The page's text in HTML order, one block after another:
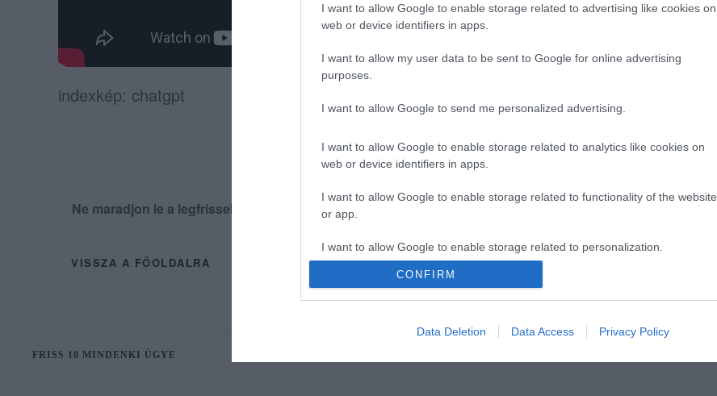
I want to allow Google to enable storage related to advertising like cookies on
web or device identifiers in apps.
I want to allow my user data to be sent to Google for online advertising
purposes.
I want to allow Google to send me personalized advertising.
I want to allow Google to enable storage related to analytics like cookies on
web or device identifiers in apps.
I want to allow Google to enable storage related to functionality of the website
or app.
I want to allow Google to enable storage related to personalization.
I want to allow Google to enable storage related to security, including
authentication functionality and fraud prevention, and other user protection.
CONFIRM
Data Deletion Data Access Privacy Policy
indexkép: chatgpt
Ne maradjon le a legfrissebb hírekről, kövessen bennünket az EGRI ÜGYEK Google Hírek oldalán!
VISSZA A FŐOLDALRA
FRISS 10 MINDENKI ÜGYE